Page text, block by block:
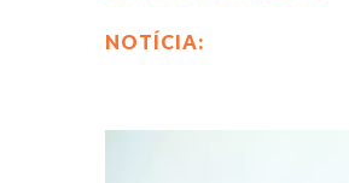
NOTÍCIA: